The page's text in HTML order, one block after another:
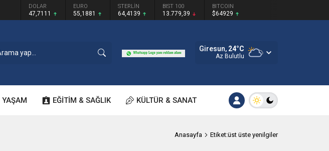
DOLAR
47,7111
EURO
55,1881
STERLİN
64,4139
BIST 100
13.779,39
BITCOIN
$64929
Giresun, 24°C
Az Bulutlu
YAŞAM EĞİTİM & SAĞLIK KÜLTÜR & SANAT
Anasayfa Etiket:üst üste yenilgiler